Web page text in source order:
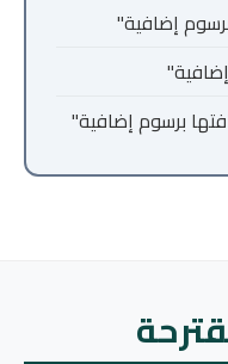
إضافية"
برسوم إضافية"